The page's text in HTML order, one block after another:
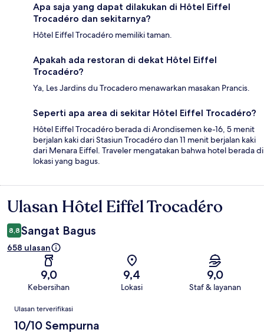
Apa saja yang dapat dilakukan di Hôtel Eiffel
Trocadéro dan sekitarnya?
Hôtel Eiffel Trocadéro memiliki taman.
Apakah ada restoran di dekat Hôtel Eiffel
Trocadéro?
Ya, Les Jardins du Trocadero menawarkan masakan Prancis.
Seperti apa area di sekitar Hôtel Eiffel Trocadéro?
Hôtel Eiffel Trocadéro berada di Arondisemen ke-16, 5 menit
berjalan kaki dari Stasiun Trocadéro dan 11 menit berjalan kaki
dari Menara Eiffel. Traveler mengatakan bahwa hotel berada di
lokasi yang bagus.
Ulasan
Ulasan Hôtel Eiffel Trocadéro
8,8 Sangat Bagus
658 ulasan
9,0
Kebersihan
9,4
Lokasi
9,0
Staf & layanan
Ulasan
Ulasan terverifikasi
10/10 Sempurna